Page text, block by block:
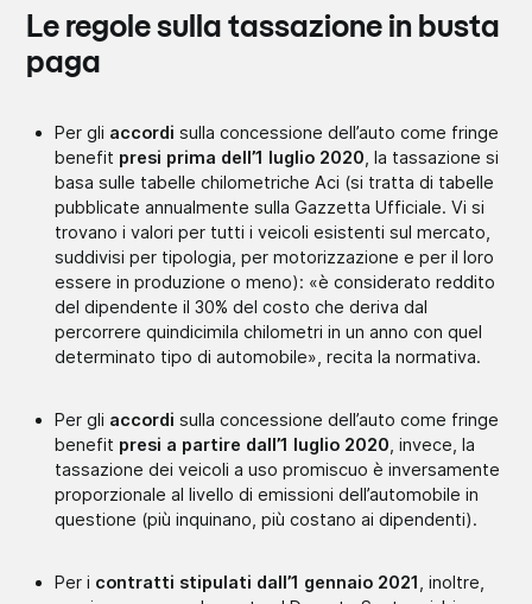
Le regole sulla tassazione in busta
paga
Per gli accordi sulla concessione dell’auto come fringe
benefit presi prima dell’1 luglio 2020 , la tassazione si
basa sulle tabelle chilometriche Aci (si tratta di tabelle
pubblicate annualmente sulla Gazzetta Ufficiale. Vi si
trovano i valori per tutti i veicoli esistenti sul mercato,
suddivisi per tipologia, per motorizzazione e per il loro
essere in produzione o meno): «è considerato reddito
del dipendente il 30% del costo che deriva dal
percorrere quindicimila chilometri in un anno con quel
determinato tipo di automobile», recita la normativa.
Per gli accordi sulla concessione dell’auto come fringe
benefit presi a partire dall’1 luglio 2020 , invece, la
tassazione dei veicoli a uso promiscuo è inversamente
proporzionale al livello di emissioni dell’automobile in
questione (più inquinano, più costano ai dipendenti).
Per i contratti stipulati dall’1 gennaio 2021 , inoltre,